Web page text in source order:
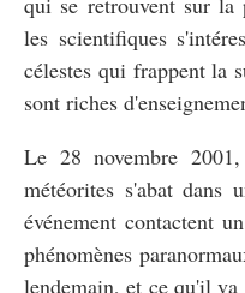
les scientifiques
célestes qui frappent la
sont riches
Le 28 novembre
météorites s'abat dans
événement contactent
phénomènes
lendemain, et ce qu'il